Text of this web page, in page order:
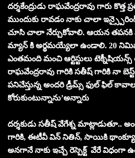
దర్శకేంద్రుడు రాఘవేంద్రరావు గారు కొత్త
ముందుకు రావడం నాకు చాలా
చూసి చాలా నేర్చుకోవాలి. ఆయన తపనకి
మ్యాన్ కి అర్థమయ్యేలా ఉండాలి. 20
ఎంతమంది మంచి ఆర్టిస్టులు
రాఘవేంద్రరావు గారికి సతీష్ గారికి నా బెస్ట్
పనిచేస్తున్న అందరి డ్రీమ్స్ ఫుల్ ఫిల్
కోరుకుంటున్నాను’అన్నారు
దర్శకుడు సతీష్ వేగేశ్న మాట్లాడుతూ..
గారికి, ఈటీవీ విన్ నితిన్, సాయికి
అనగానే నాకు ఇచ్చే రెస్పెక్ట్ వేరే విధంగా